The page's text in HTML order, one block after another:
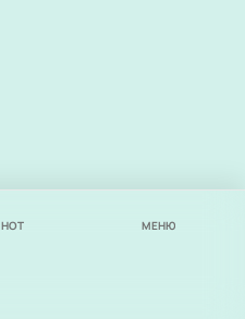
НОТ МЕНЮ